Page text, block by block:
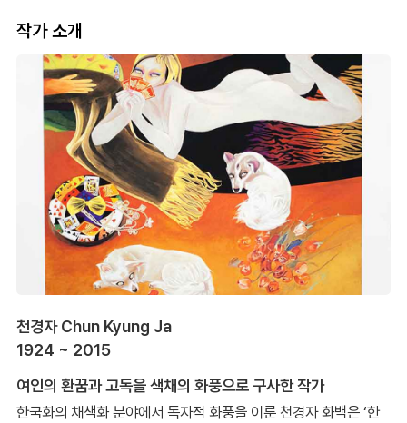
작가 소개
천경자 Chun Kyung Ja
1924 ~ 2015
여인의 환꿈과 고독을 색채의 화풍으로 구사한 작가
한국화의 채색화 분야에서 독자적 화풍을 이룬 천경자 화백은 ‘한